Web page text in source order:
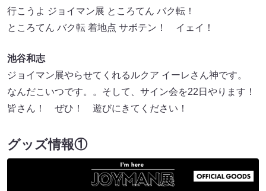
行こうよ ジョイマン展 ところてん バク転！
ところてん バク転 着地点 サボテン！ イェイ！
池谷和志
ジョイマン展やらせてくれるルクア イーレさん神です。
なんだこいつです。。そして、サイン会を22日やります！
皆さん！ ぜひ！ 遊びにきてください！
グッズ情報①